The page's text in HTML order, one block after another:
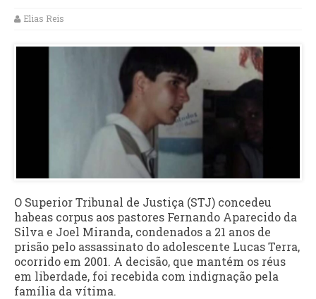
Elias Reis
O Superior Tribunal de Justiça (STJ) concedeu
habeas corpus aos pastores Fernando Aparecido da
Silva e Joel Miranda, condenados a 21 anos de
prisão pelo assassinato do adolescente Lucas Terra,
ocorrido em 2001. A decisão, que mantém os réus
em liberdade, foi recebida com indignação pela
família da vítima.